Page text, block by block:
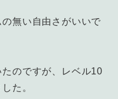
無い自由さがいいで
のですが、レベル10
た。